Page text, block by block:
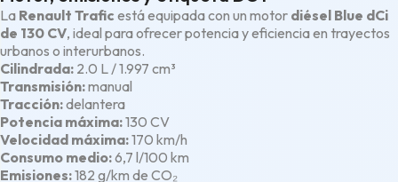
La Renault Trafic está equipada con un motor diésel Blue dCi
de 130 CV, ideal para ofrecer potencia y eficiencia en trayectos
urbanos o interurbanos.
Cilindrada: 2.0 L / 1.997 cm³
Transmisión:manual
Tracción:delantera
Potencia máxima:130 CV
Velocidad máxima:170 km/h
Consumo medio:6,7 l/100 km
Emisiones:182 g/km de CO₂